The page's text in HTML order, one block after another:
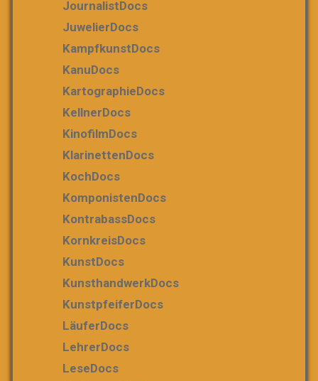
JournalistDocs
JuwelierDocs
KampfkunstDocs
KanuDocs
KartographieDocs
KellnerDocs
KinofilmDocs
KlarinettenDocs
KochDocs
KomponistenDocs
KontrabassDocs
KornkreisDocs
KunstDocs
KunsthandwerkDocs
KunstpfeiferDocs
LäuferDocs
LehrerDocs
LeseDocs